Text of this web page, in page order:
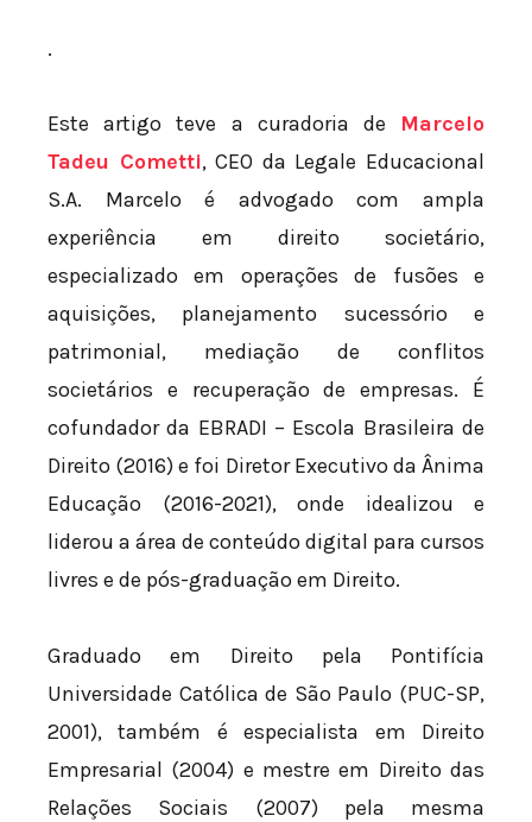
.
Este artigo teve a curadoria de Marcelo
Tadeu Cometti, CEO da Legale Educacional
S.A. Marcelo é advogado com ampla
experiência em direito societário,
especializado em operações de fusões e
aquisições, planejamento sucessório e
patrimonial, mediação de conflitos
societários e recuperação de empresas. É
cofundador da EBRADI – Escola Brasileira de
Direito (2016) e foi Diretor Executivo da Ânima
Educação (2016-2021), onde idealizou e
liderou a área de conteúdo digital para cursos
livres e de pós-graduação em Direito.
Graduado em Direito pela Pontifícia
Universidade Católica de São Paulo (PUC-SP,
2001), também é especialista em Direito
Empresarial (2004) e mestre em Direito das
Relações Sociais (2007) pela mesma